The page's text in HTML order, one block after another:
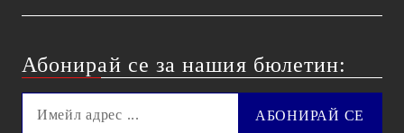
Абонирай се за нашия бюлетин: